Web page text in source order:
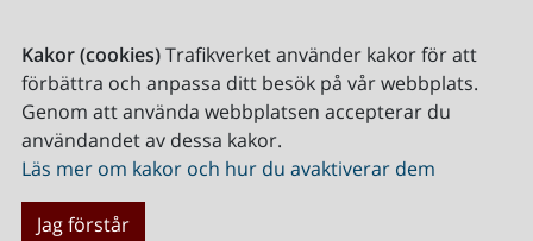
Kakor (cookies)Trafikverket använder kakor för att
förbättra och anpassa ditt besök på vår webbplats.
Genom att använda webbplatsen accepterar du
användandet av dessa kakor.
Läs mer om kakor och hur du avaktiverar dem
Jag förstår